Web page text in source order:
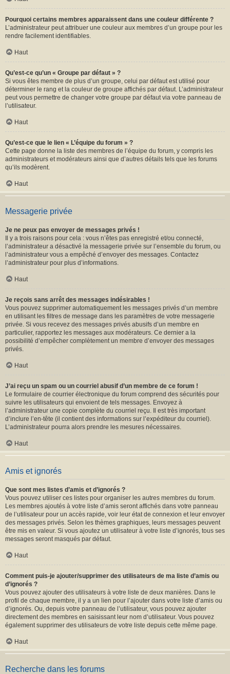
Pourquoi certains membres apparaissent dans une couleur différente ?
L’administrateur peut attribuer une couleur aux membres d’un groupe pour les
rendre facilement identifiables.
Haut
Qu’est-ce qu’un « Groupe par défaut » ?
Si vous êtes membre de plus d’un groupe, celui par défaut est utilisé pour
déterminer le rang et la couleur de groupe affichés par défaut. L’administrateur
peut vous permettre de changer votre groupe par défaut via votre panneau de
l’utilisateur.
Haut
Qu’est-ce que le lien « L’équipe du forum » ?
Cette page donne la liste des membres de l’équipe du forum, y compris les
administrateurs et modérateurs ainsi que d’autres détails tels que les forums
qu’ils modèrent.
Haut
Messagerie privée
Je ne peux pas envoyer de messages privés !
Il y a trois raisons pour cela : vous n’êtes pas enregistré et/ou connecté,
l’administrateur a désactivé la messagerie privée sur l’ensemble du forum, ou
l’administrateur vous a empêché d’envoyer des messages. Contactez
l’administrateur pour plus d’informations.
Haut
Je reçois sans arrêt des messages indésirables !
Vous pouvez supprimer automatiquement les messages privés d’un membre
en utilisant les filtres de message dans les paramètres de votre messagerie
privée. Si vous recevez des messages privés abusifs d’un membre en
particulier, rapportez les messages aux modérateurs. Ce dernier a la
possibilité d’empêcher complètement un membre d’envoyer des messages
privés.
Haut
J’ai reçu un spam ou un courriel abusif d’un membre de ce forum !
Le formulaire de courrier électronique du forum comprend des sécurités pour
suivre les utilisateurs qui envoient de tels messages. Envoyez à
l’administrateur une copie complète du courriel reçu. Il est très important
d’inclure l’en-tête (il contient des informations sur l’expéditeur du courriel).
L’administrateur pourra alors prendre les mesures nécessaires.
Haut
Amis et ignorés
Que sont mes listes d’amis et d’ignorés ?
Vous pouvez utiliser ces listes pour organiser les autres membres du forum.
Les membres ajoutés à votre liste d’amis seront affichés dans votre panneau
de l’utilisateur pour un accès rapide, voir leur état de connexion et leur envoyer
des messages privés. Selon les thèmes graphiques, leurs messages peuvent
être mis en valeur. Si vous ajoutez un utilisateur à votre liste d’ignorés, tous ses
messages seront masqués par défaut.
Haut
Comment puis-je ajouter/supprimer des utilisateurs de ma liste d’amis ou
d’ignorés ?
Vous pouvez ajouter des utilisateurs à votre liste de deux manières. Dans le
profil de chaque membre, il y a un lien pour l’ajouter dans votre liste d’amis ou
d’ignorés. Ou, depuis votre panneau de l’utilisateur, vous pouvez ajouter
directement des membres en saisissant leur nom d’utilisateur. Vous pouvez
également supprimer des utilisateurs de votre liste depuis cette même page.
Haut
Recherche dans les forums